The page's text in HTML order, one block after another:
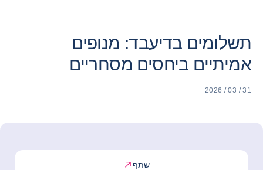
תשלומים בדיעבד: מנופים
אמיתיים ביחסים מסחריים
31 / 03 / 2026
שתף